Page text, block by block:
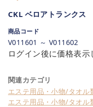
CKL ベロアトランクス
商品コード
V011601 ～ V011602
ログイン後に価格表示
関連カテゴリ
エステ用品・小物/タオル
エステ用品・小物/タオル